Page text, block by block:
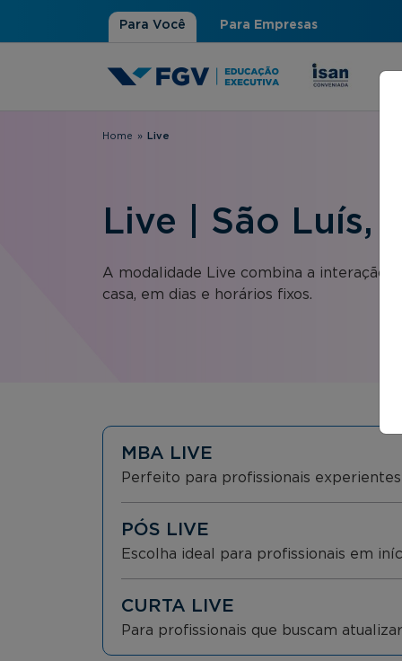
Para Você Para Empresas
Você está aqui
Home » Live
Live | São Luís,
A modalidade Live combina a interação
casa, em dias e horários fixos.
MBA LIVE
Perfeito para profissionais
PÓS LIVE
Escolha ideal para profissionais em
CURTA LIVE
Para profissionais que buscam